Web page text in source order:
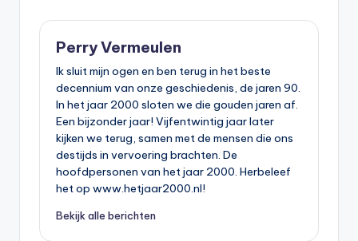
Perry Vermeulen
Ik sluit mijn ogen en ben terug in het beste
decennium van onze geschiedenis, de jaren 90.
In het jaar 2000 sloten we die gouden jaren af.
Een bijzonder jaar! Vijfentwintig jaar later
kijken we terug, samen met de mensen die ons
destijds in vervoering brachten. De
hoofdpersonen van het jaar 2000. Herbeleef
het op www.hetjaar2000.nl!
Bekijk alle berichten